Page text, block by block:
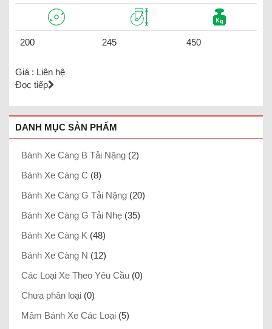
200 245 450
Giá : Liên hệ
Đọc tiếp
DANH MỤC SẢN PHẨM
Bánh Xe Càng B Tải Nặng (2)
Bánh Xe Càng C (8)
Bánh Xe Càng G Tải Nặng (20)
Bánh Xe Càng G Tải Nhẹ (35)
Bánh Xe Càng K (48)
Bánh Xe Càng N (12)
Các Loại Xe Theo Yêu Cầu (0)
Chưa phân loại (0)
Mâm Bánh Xe Các Loại (5)